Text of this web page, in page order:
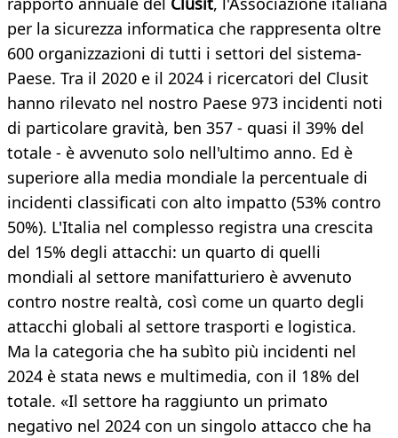
per la sicurezza informatica che rappresenta oltre
600 organizzazioni di tutti i settori del sistema-
Paese. Tra il 2020 e il 2024 i ricercatori del Clusit
hanno rilevato nel nostro Paese 973 incidenti noti
di particolare gravità, ben 357 - quasi il 39% del
totale - è avvenuto solo nell'ultimo anno. Ed è
superiore alla media mondiale la percentuale di
incidenti classificati con alto impatto (53% contro
50%). L'Italia nel complesso registra una crescita
del 15% degli attacchi: un quarto di quelli
mondiali al settore manifatturiero è avvenuto
contro nostre realtà, così come un quarto degli
attacchi globali al settore trasporti e logistica.
Ma la categoria che ha subìto più incidenti nel
2024 è stata news e multimedia, con il 18% del
totale. «Il settore ha raggiunto un primato
negativo nel 2024 con un singolo attacco che ha